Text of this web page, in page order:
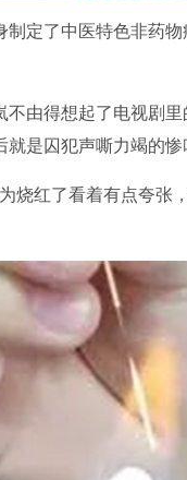
定了中医特色非药
由得想起了电视剧里
就是囚犯声嘶力竭的
红了看着有点夸张